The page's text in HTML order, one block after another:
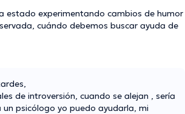
estado experimentando cambios de humor
cuándo debemos buscar ayuda de
de introversión, cuando se alejan , sería
psicólogo yo puedo ayudarla, mi